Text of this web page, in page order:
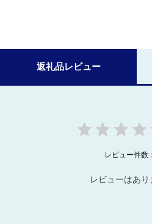
返礼品レビュー
レビュー件数
レビューはあり